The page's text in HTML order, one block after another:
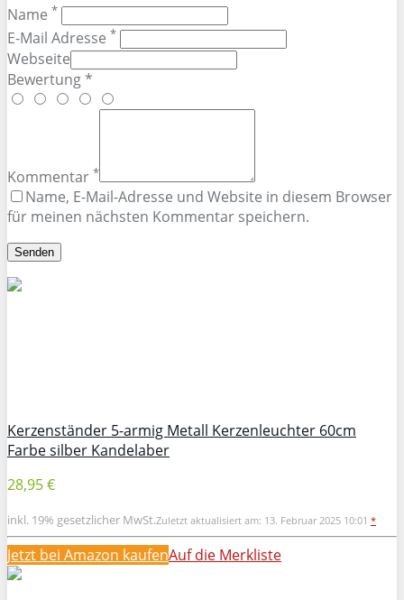
Name *
E-Mail Adresse *
Webseite
Bewertung *
Kommentar *
Name, E-Mail-Adresse und Website in diesem Browser
für meinen nächsten Kommentar speichern.
Kerzenständer 5-armig Metall Kerzenleuchter 60cm
Farbe silber Kandelaber
28,95 €
inkl. 19% gesetzlicher MwSt.Zuletzt aktualisiert am: 13. Februar 2025 10:01 *
Jetzt bei Amazon kaufenAuf die Merkliste